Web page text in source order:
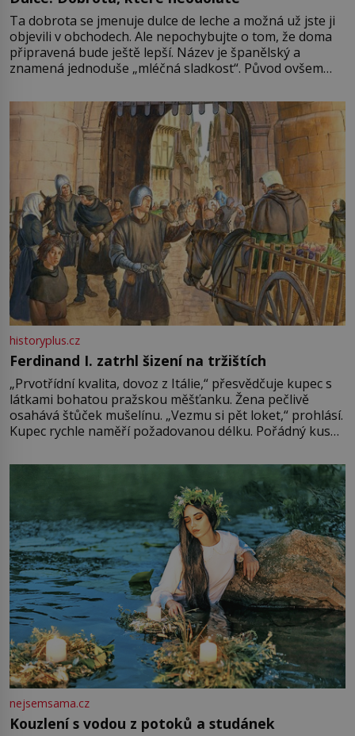
Ta dobrota se jmenuje dulce de leche a možná už jste ji
objevili v obchodech. Ale nepochybujte o tom, že doma
připravená bude ještě lepší. Název je španělský a
znamená jednoduše „mléčná sladkost“. Původ ovšem
pře hned několik latinskoamerických zemí a k tomu
Francie, kde se traduje,
historyplus.cz
Ferdinand I. zatrhl šizení na tržištích
„Prvotřídní kvalita, dovoz z Itálie,“ přesvědčuje kupec s
látkami bohatou pražskou měšťanku. Žena pečlivě
osahává štůček mušelínu. „Vezmu si pět loket,“ prohlásí.
Kupec rychle naměří požadovanou délku. Pořádný kus
milostpaní. Stačí jenom na sukni,“ zhodnotí švadlena
množství růžového mušelínu. „Ošidili vás, podívejte.“
nejsemsama.cz
Kouzlení s vodou z potoků a studánek